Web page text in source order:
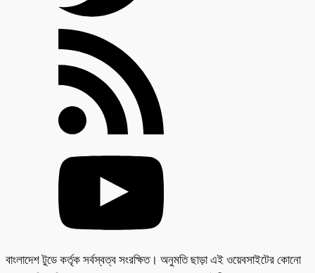
বাংলাদেশ টুডে কর্তৃক সর্বস্বত্ব সংরক্ষিত। অনুমতি ছাড়া এই ওয়েবসাইটের কোনো